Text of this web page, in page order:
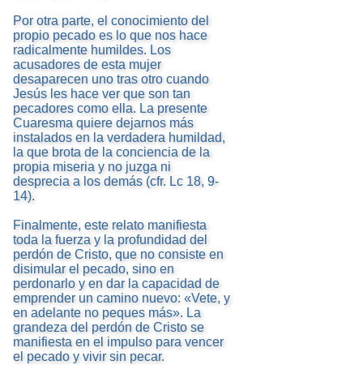
Por otra parte, el conocimiento del
propio pecado es lo que nos hace
radicalmente humildes. Los
acusadores de esta mujer
desaparecen uno tras otro cuando
Jesús les hace ver que son tan
pecadores como ella. La presente
Cuaresma quiere dejarnos más
instalados en la verdadera humildad,
la que brota de la conciencia de la
propia miseria y no juzga ni
desprecia a los demás (cfr. Lc 18, 9-
14).
Finalmente, este relato manifiesta
toda la fuerza y la profundidad del
perdón de Cristo, que no consiste en
disimular el pecado, sino en
perdonarlo y en dar la capacidad de
emprender un camino nuevo: «Vete, y
en adelante no peques más». La
grandeza del perdón de Cristo se
manifiesta en el impulso para vencer
el pecado y vivir sin pecar.